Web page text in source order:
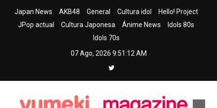
Japan News AKB48 General Cultura idol
Hello! Project
JPop actual
Cultura Japonesa Ánime News
Idols 80s
Idols 70s
07 Ago, 2026 9:51:13 AM